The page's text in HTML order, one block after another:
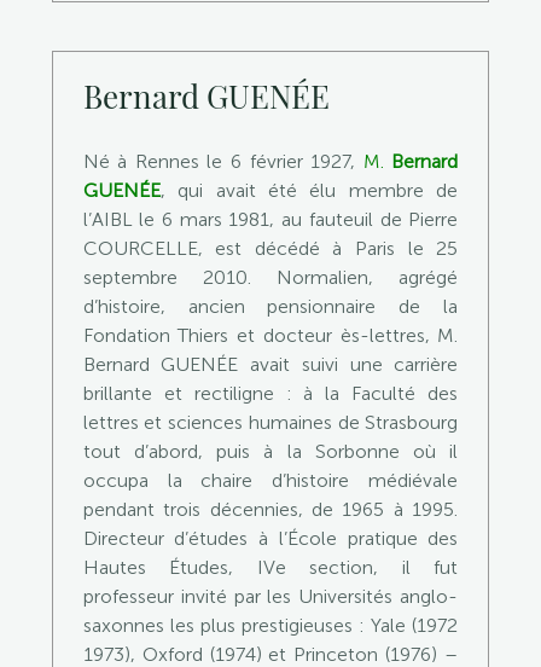
Bernard GUENÉE
Né à Rennes le 6 février 1927, M. Bernard
GUENÉE, qui avait été élu membre de
l’AIBL le 6 mars 1981, au fauteuil de Pierre
COURCELLE, est décédé à Paris le 25
septembre 2010. Normalien, agrégé
d’histoire, ancien pensionnaire de la
Fondation Thiers et docteur ès-lettres, M.
Bernard GUENÉE avait suivi une carrière
brillante et rectiligne : à la Faculté des
lettres et sciences humaines de Strasbourg
tout d’abord, puis à la Sorbonne où il
occupa la chaire d’histoire médiévale
pendant trois décennies, de 1965 à 1995.
Directeur d’études à l’École pratique des
Hautes Études, IVe section, il fut
professeur invité par les Universités anglo-
saxonnes les plus prestigieuses : Yale (1972
1973), Oxford (1974) et Princeton (1976) –